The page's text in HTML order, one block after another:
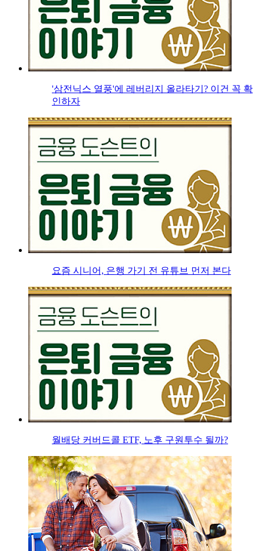
'삼전닉스 열풍'에 레버리지 올라타기? 이건 꼭 확
인하자
요즘 시니어, 은행 가기 전 유튜브 먼저 본다
월배당 커버드콜 ETF, 노후 구원투수 될까?